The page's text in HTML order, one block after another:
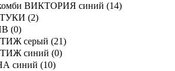
ВИКТОРИЯ синий (14)
(2)
(0)
серый (21)
синий (0)
синий (10)